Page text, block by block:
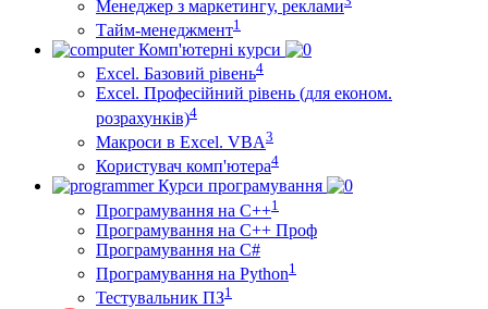
Менеджер з маркетингу, реклами
Тайм-менеджмент1
Комп'ютерні курси
Excel. Базовий рівень4
Excel. Професійний рівень (для економ.
розрахунків)4
Макроси в Excel. VBA3
Користувач комп'ютера4
Курси програмування
Програмування на С++1
Програмування на С++ Проф
Програмування на C#
Програмування на Python1
Тестувальник ПЗ1